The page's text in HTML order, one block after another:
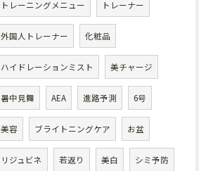
トレーニングメニュー トレーナー
外国人トレーナー 化粧品
ハイドレーションミスト 美チャージ
暑中見舞 AEA 進路予測 6号
美容 ブライトニングケア お盆
リジュビネ 若返り 美白 シミ予防